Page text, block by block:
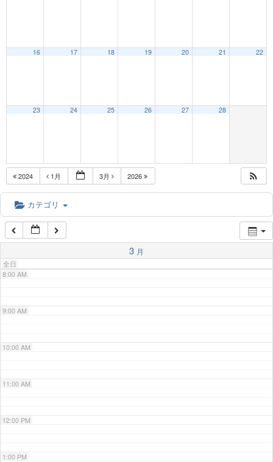
16 17 18 19 20 21 22
23 24 25 26 27 28
2024 1月 3月 2026
カテゴリ
3 月
全日
5:00 AM
6:00 AM
7:00 AM
8:00 AM
9:00 AM
10:00 AM
11:00 AM
12:00 PM
1:00 PM